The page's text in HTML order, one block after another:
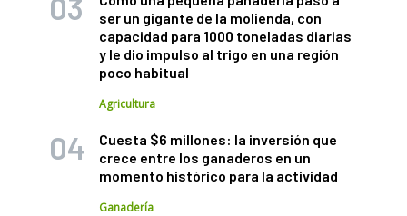
ser un gigante de la molienda, con
capacidad para 1000 toneladas diarias
y le dio impulso al trigo en una región
poco habitual
Agricultura
Cuesta $6 millones: la inversión que
crece entre los ganaderos en un
momento histórico para la actividad
Ganadería